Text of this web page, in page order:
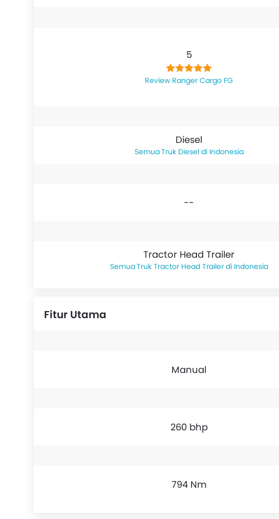
5
Review Ranger Cargo FG
Diesel
Truk Diesel di Indonesia
--
Tractor Head Trailer
Truk Tractor Head Trailer di Indonesia
Fitur Utama
Manual
260 bhp
794 Nm